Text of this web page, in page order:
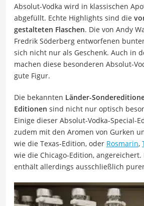
Absolut-Vodka wird in klassischen
abgefüllt. Echte Highlights sind die
gestalteten Flaschen. Die von Andy
Fredrik Söderberg entworfenen
sich nicht nur als Geschenk. Auch in
machen diese besonderen Absolut-
gute Figur.
Die bekannten Länder-
Editionen sind nicht nur optisch
Einige dieser Absolut-Vodka-Special-
zudem mit den Aromen von Gurken
wie die Texas-Edition, oder Rosmarin,
wie die Chicago-Edition, angereichert.
enthält allerdings ausschließlich